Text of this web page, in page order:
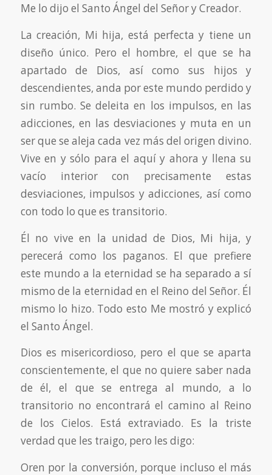
Me lo dijo el Santo Ángel del Señor y Creador.
La creación, Mi hija, está perfecta y tiene un
diseño único. Pero el hombre, el que se ha
apartado de Dios, así como sus hijos y
descendientes, anda por este mundo perdido y
sin rumbo. Se deleita en los impulsos, en las
adicciones, en las desviaciones y muta en un
ser que se aleja cada vez más del origen divino.
Vive en y sólo para el aquí y ahora y llena su
vacío interior con precisamente estas
desviaciones, impulsos y adicciones, así como
con todo lo que es transitorio.
Él no vive en la unidad de Dios, Mi hija, y
perecerá como los paganos. El que prefiere
este mundo a la eternidad se ha separado a sí
mismo de la eternidad en el Reino del Señor. Él
mismo lo hizo. Todo esto Me mostró y explicó
el Santo Ángel.
Dios es misericordioso, pero el que se aparta
conscientemente, el que no quiere saber nada
de él, el que se entrega al mundo, a lo
transitorio no encontrará el camino al Reino
de los Cielos. Está extraviado. Es la triste
verdad que les traigo, pero les digo:
Oren por la conversión, porque incluso el más